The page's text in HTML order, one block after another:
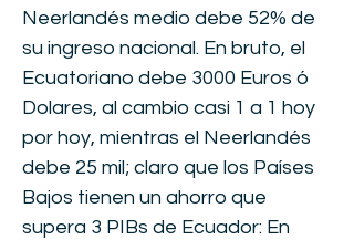
Neerlandés medio debe 52% de
su ingreso nacional. En bruto, el
Ecuatoriano debe 3000 Euros ó
Dolares, al cambio casi 1 a 1 hoy
por hoy, mientras el Neerlandés
debe 25 mil; claro que los Países
Bajos tienen un ahorro que
supera 3 PIBs de Ecuador: En